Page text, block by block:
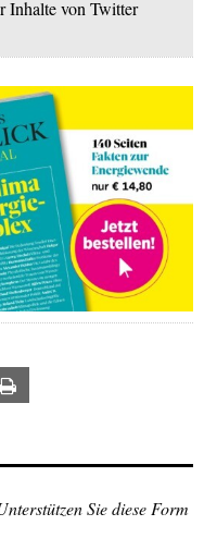
Inhalte von Twitter
Sie diese Form